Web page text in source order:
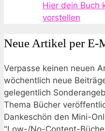
Hier dein Buch
vorstellen
Neue Artikel per E-
Verpasse keinen neuen
wöchentlich neue
gelegentlich
Thema Bücher
Dankeschön den Mini-
"Low-/No-Content-